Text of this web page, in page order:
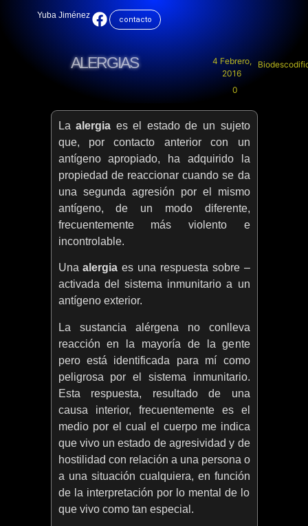
Yuba Jiménez contacto
ALERGIAS
4 Febrero,
2016
0
Laalergia es el estado de un sujeto
que, por contacto anterior con un
antígeno apropiado, ha adquirido la
propiedad de reaccionar cuando se da
una segunda agresión por el mismo
antígeno, de un modo diferente,
frecuentemente más violento e
incontrolable.
Unaalergiaes una respuesta sobre –
activada del sistema inmunitario a un
antígeno exterior.
La sustancia alérgena no conlleva
reacción en la mayoría de la gente
pero está identificada para mí como
peligrosa por el sistema inmunitario.
Esta respuesta, resultado de una
causa interior, frecuentemente es el
medio por el cual el cuerpo me indica
que vivo un estado de agresividad y de
hostilidad con relación a una persona o
a una situación cualquiera, en función
de la interpretación por lo mental de lo
que vivo como tan especial.